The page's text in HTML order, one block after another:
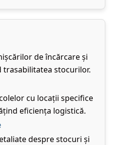
de încărcare și
trasabilitatea stocurilor.
cu locații specifice
eficiența logistică.
despre stocuri și